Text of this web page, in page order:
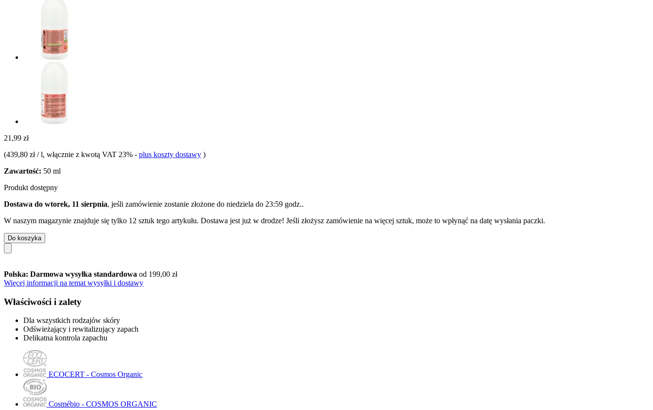
21,99 zł
(439,80 zł / l, włącznie z kwotą VAT 23% - plus koszty dostawy )
Zawartość: 50 ml
Produkt dostępny
Dostawa do wtorek, 11 sierpnia, jeśli zamówienie zostanie złożone do niedziela do 23:59 godz..
W naszym magazynie znajduje się tylko 12 sztuk tego artykułu. Dostawa jest już w drodze! Jeśli złożysz zamówienie na więcej sztuk, może to wpłynąć na datę wysłania paczki.
Do koszyka
Polska: Darmowa wysyłka standardowa od 199,00 zł
Więcej informacji na temat wysyłki i dostawy
Właściwości i zalety
Dla wszystkich rodzajów skóry
Odświeżający i rewitalizujący zapach
Delikatna kontrola zapachu
ECOCERT - Cosmos Organic
Cosmébio - COSMOS ORGANIC